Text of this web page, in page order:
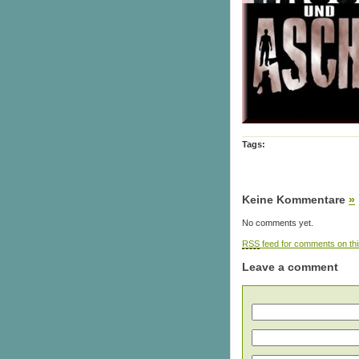
Tags:
Keine Kommentare »
No comments yet.
RSS feed for comments on
Leave a comment